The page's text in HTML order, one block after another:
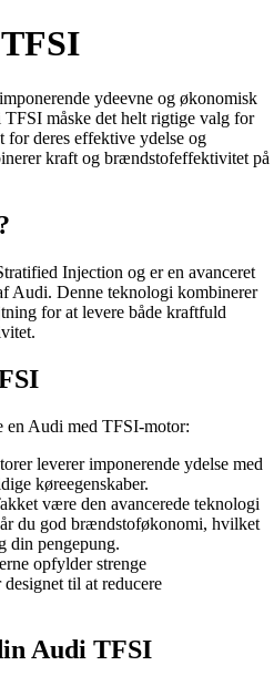
ydeevne og økonomisk
måske det helt rigtige valg for
deres effektive ydelse og
kraft og brændstofeffektivitet på
Injection og er en avanceret
Audi. Denne teknologi kombinerer
for at levere både kraftfuld
en Audi med TFSI-motor:
leverer imponerende ydelse med
køreegenskaber.
være den avancerede teknologi
du god brændstoføkonomi, hvilket
din pengepung.
opfylder strenge
designet til at reducere
Audi TFSI